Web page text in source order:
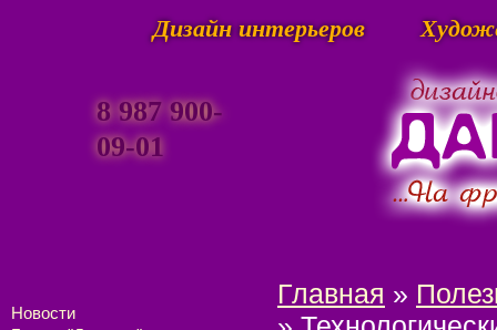
Дизайн интерьеров
8 987 900-
09-01
Главная »
Новости